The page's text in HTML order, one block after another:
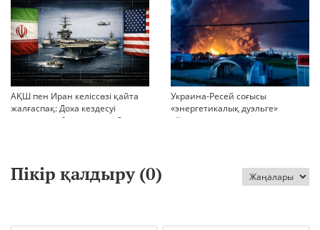
АҚШ пен Иран келіссөзі қайта
жалғаспақ: Доха кездесуі
шиеленісті бәсеңдете ме?
Украина-Ресей соғысы
«энергетикалық дуэльге»
айналып кетті
Пікір қалдыру (0)